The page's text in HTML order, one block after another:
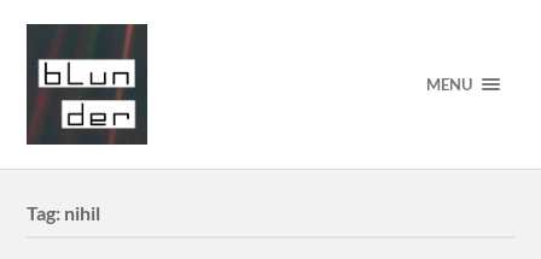
MENU
Tag: nihil